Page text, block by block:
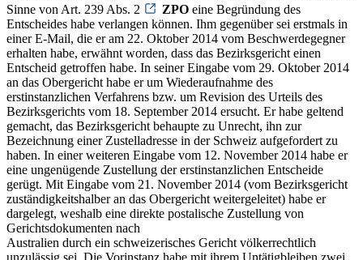
Sinne von Art. 239 Abs. 2
ZPO eine Begründung des
Entscheides habe verlangen können. Ihm gegenüber sei erstmals in
einer E-Mail, die er am 22. Oktober 2014 vom Beschwerdegegner
erhalten habe, erwähnt worden, dass das Bezirksgericht einen
Entscheid getroffen habe. In seiner Eingabe vom 29. Oktober 2014
an das Obergericht habe er um Wiederaufnahme des
erstinstanzlichen Verfahrens bzw. um Revision des Urteils des
Bezirksgerichts vom 18. September 2014 ersucht. Er habe geltend
gemacht, das Bezirksgericht behaupte zu Unrecht, ihn zur
Bezeichnung einer Zustelladresse in der Schweiz aufgefordert zu
haben. In einer weiteren Eingabe vom 12. November 2014 habe er
eine ungenügende Zustellung der erstinstanzlichen Entscheide
gerügt. Mit Eingabe vom 21. November 2014 (vom Bezirksgericht
zuständigkeitshalber an das Obergericht weitergeleitet) habe er
dargelegt, weshalb eine direkte postalische Zustellung von
Gerichtsdokumenten nach
Australien durch ein schweizerisches Gericht völkerrechtlich
unzulässig sei. Die Vorinstanz habe mit ihrem Untätigbleiben zwei